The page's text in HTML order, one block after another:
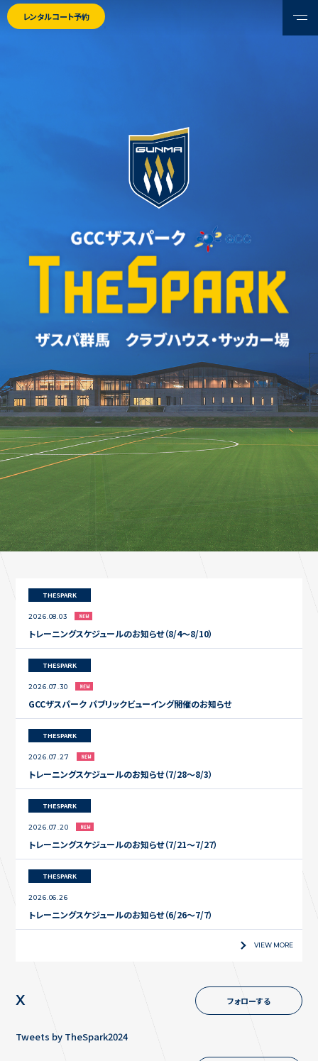
レンタルコート予約
SHOP & AREA GUIDE
CAFE BRICCO（カフェブリッコ）
オフィシャルショップ
ザスパキッズ（放課後等デイサービス）
自由広場
コートレンタル（フットサル・人工芝コート）
アクセス
ABOUT TheSpark
TheSparkについて
CONTACT
お問い合わせ
THESPARK
2026.08.03
トレーニングスケジュールのお知らせ（8/4〜8/10）
THESPARK
2026.07.30
GCCザスパーク パブリックビューイング開催のお知らせ
THESPARK
2026.07.27
トレーニングスケジュールのお知らせ（7/28〜8/3）
THESPARK
2026.07.20
トレーニングスケジュールのお知らせ（7/21〜7/27）
THESPARK
2026.06.26
トレーニングスケジュールのお知らせ（6/26〜7/7）
VIEW MORE
X フォローする
Tweets by TheSpark2024